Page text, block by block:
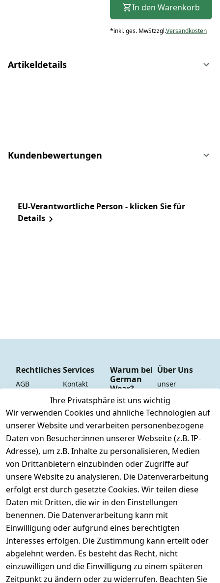
In den Warenkorb
*inkl. ges. MwStzzgl.Versandkosten
Artikeldetails
Kundenbewertungen
EU-Verantwortliche Person - klicken Sie für
Details
Ihre Privatsphäre ist uns wichtig
Wir verwenden Cookies und ähnliche Technologien auf
unserer Website und verarbeiten personenbezogene
Daten von Besucher:innen unserer Webseite (z.B. IP-
Adresse), um z.B. Inhalte zu personalisieren, Medien
von Drittanbietern einzubinden oder Zugriffe auf
unsere Website zu analysieren. Die Datenverarbeitung
erfolgt erst durch gesetzte Cookies. Wir teilen diese
Daten mit Dritten, die wir in den Einstellungen
benennen. Die Datenverarbeitung kann mit
Einwilligung oder aufgrund eines berechtigten
Interesses erfolgen. Die Zustimmung kann erteilt oder
abgelehnt werden. Es besteht das Recht, nicht
einzuwilligen und die Einwilligung zu einem späteren
Zeitpunkt zu ändern oder zu widerrufen. Beachten Sie
Rechtliches
AGB
Impressum
Datenschutze
rklärung
Barrierefreihe
itserklärung
Widerrufsrec
ht
Vertrag
widerrufen
Services
Kontakt
Registrieren
Versand &
Versandkoste
n
Retoure &
Rücksendung
Rücksendeeti
kett drucken
(Inland)
FAQs - Häufig
gestellte
Fragen
Konfektionsgr
ößen
Warum bei
German
Wear?
Dauer
Tiefpreisgara
ntie*
Express-24h-
Versand
24/7 aktueller
Warenbestan
d
+ 95% aus
eigener
Herstellung
+ 60 Jahre
Geschäftserfa
hrung
Über Uns
unser
YouTube-
Kanal
unsere
Facebook-
Seite
unsere
Damen &
Herren
unsere
Gutscheine &
SALE
Whatsapp Nr.:
+49511676950
14